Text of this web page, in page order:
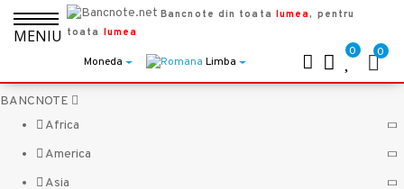
MENIU
Bancnote din toata lumea, pentru
toata lumea
Moneda Limba
0 0
BANCNOTE
Africa
America
Asia